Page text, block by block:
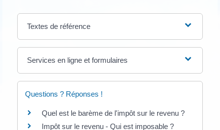
Textes de référence
Services en ligne et formulaires
Questions ? Réponses !
Quel est le barème de l'impôt sur le revenu ?
Impôt sur le revenu - Qui est imposable ?